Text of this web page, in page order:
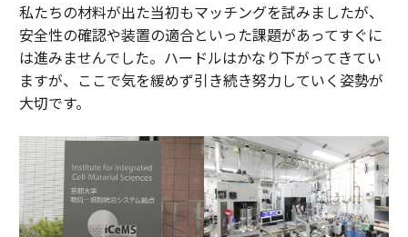
私たちの材料が出た当初もマッチングを試みましたが、
安全性の確認や装置の適合といった課題があってすぐに
は進みませんでした。ハードルはかなり下がってきてい
ますが、ここで気を緩めず引き続き努力していく姿勢が
大切です。